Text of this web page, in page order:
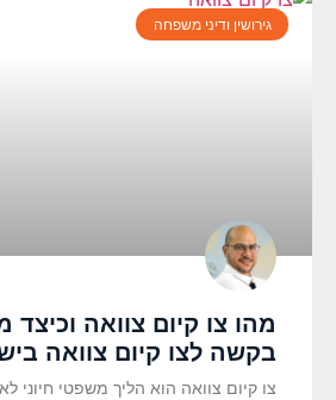
גירושין ודיני משפחה
מהו צו קיום צוואה וכיצד
בקשה לצו קיום צוואה
צו קיום צוואה הוא הליך משפטי חיוני